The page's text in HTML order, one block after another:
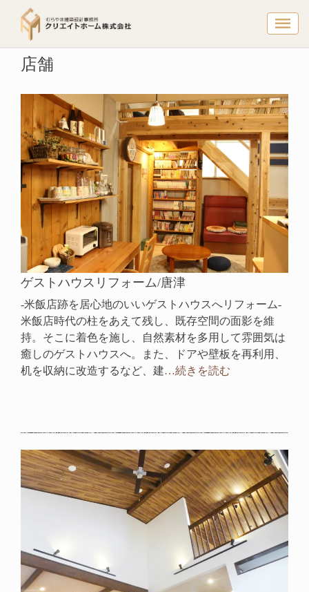
店舗 – 唐
トップページ
店舗
ゲストハウスリフォーム/唐津
-米飯店跡を居心地のいいゲストハウスへリフォーム-
米飯店時代の柱をあえて残し、既存空間の面影を維
持。そこに着色を施し、自然素材を多用して雰囲気は
癒しのゲストハウスへ。また、ドアや壁板を再利用、
机を収納に改造するなど、建…続きを読む